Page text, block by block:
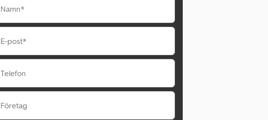
Namn*
E-post*
Telefon
Företag